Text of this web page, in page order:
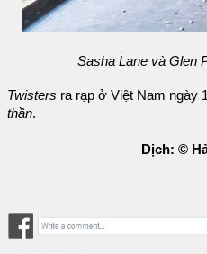
Sasha Lane và Glen
Twisters ra rạp ở Việt Nam ngày
thần.
Dịch: ©